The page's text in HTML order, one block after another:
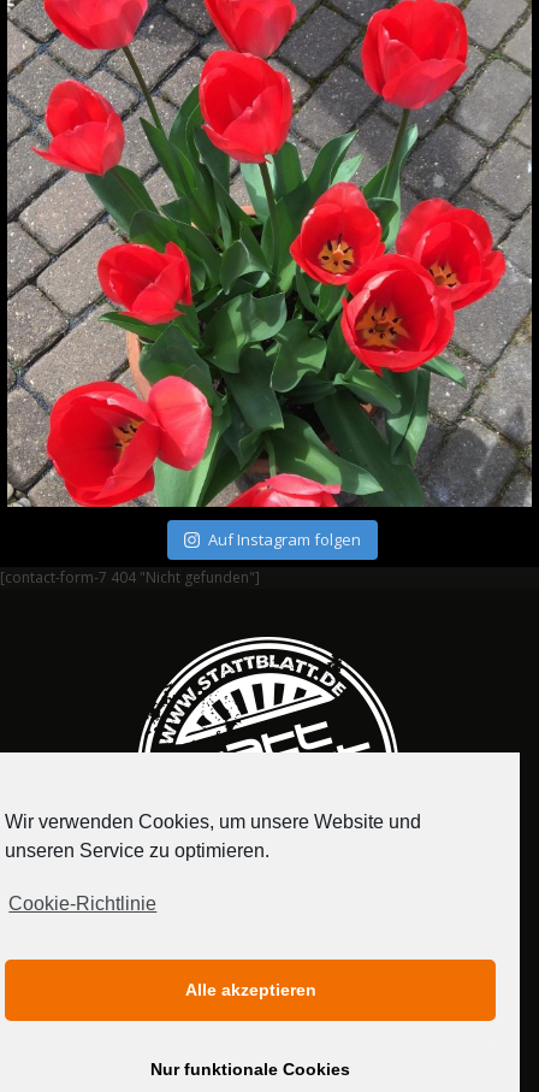
Auf Instagram folgen
[contact-form-7 404 "Nicht gefunden"]
MEDIADATEN
Wir verwenden Cookies, um unsere Website und
unseren Service zu optimieren.
Cookie-Richtlinie
Alle akzeptieren
Nur funktionale Cookies